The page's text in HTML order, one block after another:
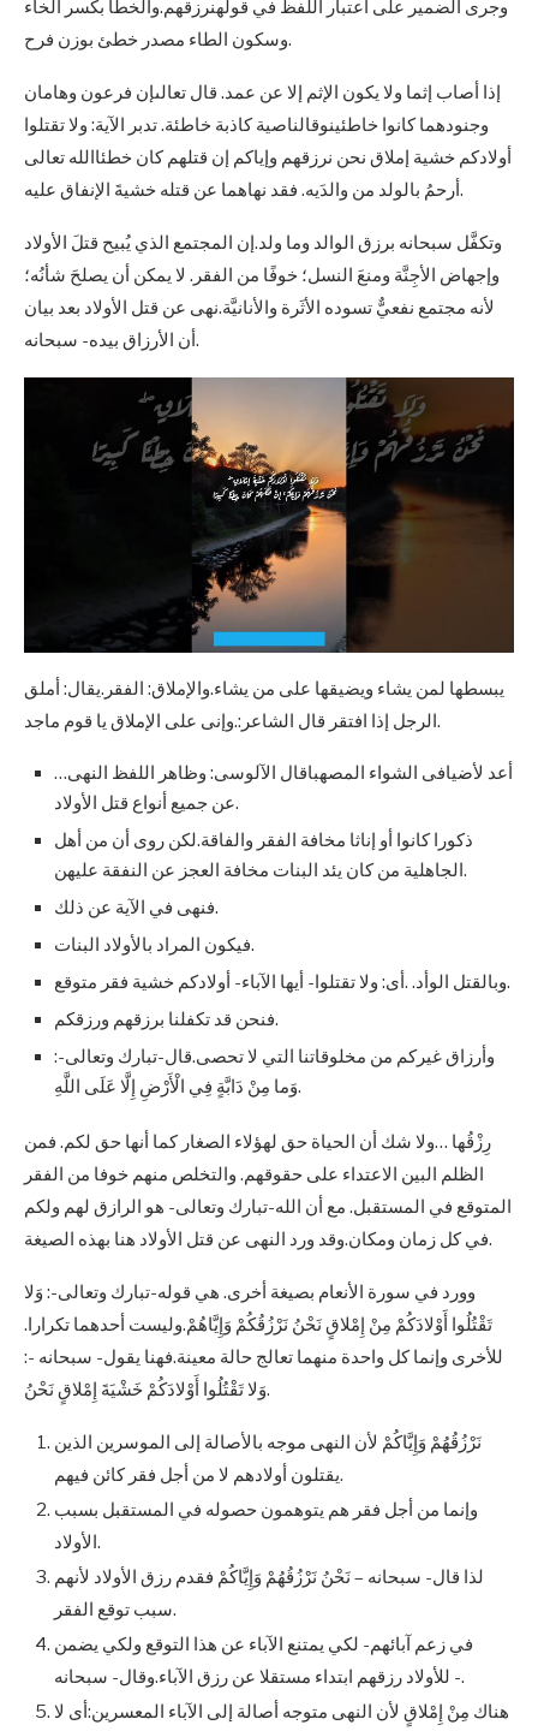
وجرى الضمير على اعتبار اللفظ في قولهنرزقهم.والخطأ بكسر الخاء
وسكون الطاء مصدر خطئ بوزن فرح.
إذا أصاب إثما ولا يكون الإثم إلا عن عمد. قال تعالىإن فرعون وهامان
وجنودهما كانوا خاطئينوقالناصية كاذبة خاطئة. تدبر الآية: ولا تقتلوا
أولادكم خشية إملاق نحن نرزقهم وإياكم إن قتلهم كان خطئاالله تعالى
أرحمُ بالولد من والدَيه. فقد نهاهما عن قتله خشيةَ الإنفاق عليه.
وتكفَّل سبحانه برزق الوالد وما ولد.إن المجتمع الذي يُبيح قتلَ الأولاد
وإجهاض الأجِنَّة ومنعَ النسل؛ خوفًا من الفقر. لا يمكن أن يصلحَ شأنُه؛
لأنه مجتمع نفعيٌّ تسوده الأثَرة والأنانيَّة.نهى عن قتل الأولاد بعد بيان
أن الأرزاق بيده- سبحانه.
يبسطها لمن يشاء ويضيقها على من يشاء.والإملاق: الفقر.يقال: أملق
الرجل إذا افتقر قال الشاعر:.وإنى على الإملاق يا قوم ماجد.
…أعد لأضيافى الشواء المصهباقال الآلوسى: وظاهر اللفظ النهى
عن جميع أنواع قتل الأولاد.
ذكورا كانوا أو إناثا مخافة الفقر والفاقة.لكن روى أن من أهل
الجاهلية من كان يئد البنات مخافة العجز عن النفقة عليهن.
فنهى في الآية عن ذلك.
فيكون المراد بالأولاد البنات.
وبالقتل الوأد. .أى: ولا تقتلوا- أيها الآباء- أولادكم خشية فقر متوقع.
فنحن قد تكفلنا برزقهم ورزقكم.
وأرزاق غيركم من مخلوقاتنا التي لا تحصى.قال-تبارك وتعالى-:
وَما مِنْ دَابَّةٍ فِي الْأَرْضِ إِلَّا عَلَى اللَّهِ.
رِزْقُها …ولا شك أن الحياة حق لهؤلاء الصغار كما أنها حق لكم. فمن
الظلم البين الاعتداء على حقوقهم. والتخلص منهم خوفا من الفقر
المتوقع في المستقبل. مع أن الله-تبارك وتعالى- هو الرازق لهم ولكم
في كل زمان ومكان.وقد ورد النهى عن قتل الأولاد هنا بهذه الصيغة.
وورد في سورة الأنعام بصيغة أخرى. هي قوله-تبارك وتعالى-: وَلا
تَقْتُلُوا أَوْلادَكُمْ مِنْ إِمْلاقٍ نَحْنُ نَرْزُقُكُمْ وَإِيَّاهُمْ.وليست أحدهما تكرارا.
للأخرى وإنما كل واحدة منهما تعالج حالة معينة.فهنا يقول- سبحانه -:
وَلا تَقْتُلُوا أَوْلادَكُمْ خَشْيَةَ إِمْلاقٍ نَحْنُ.
نَرْزُقُهُمْ وَإِيَّاكُمْ لأن النهى موجه بالأصالة إلى الموسرين الذين
يقتلون أولادهم لا من أجل فقر كائن فيهم.
وإنما من أجل فقر هم يتوهمون حصوله في المستقبل بسبب
الأولاد.
لذا قال- سبحانه – نَحْنُ نَرْزُقُهُمْ وَإِيَّاكُمْ فقدم رزق الأولاد لأنهم
سبب توقع الفقر.
في زعم آبائهم- لكي يمتنع الآباء عن هذا التوقع ولكي يضمن
للأولاد رزقهم ابتداء مستقلا عن رزق الآباء.وقال- سبحانه -.
هناك مِنْ إِمْلاقٍ لأن النهى متوجه أصالة إلى الآباء المعسرين:أى لا